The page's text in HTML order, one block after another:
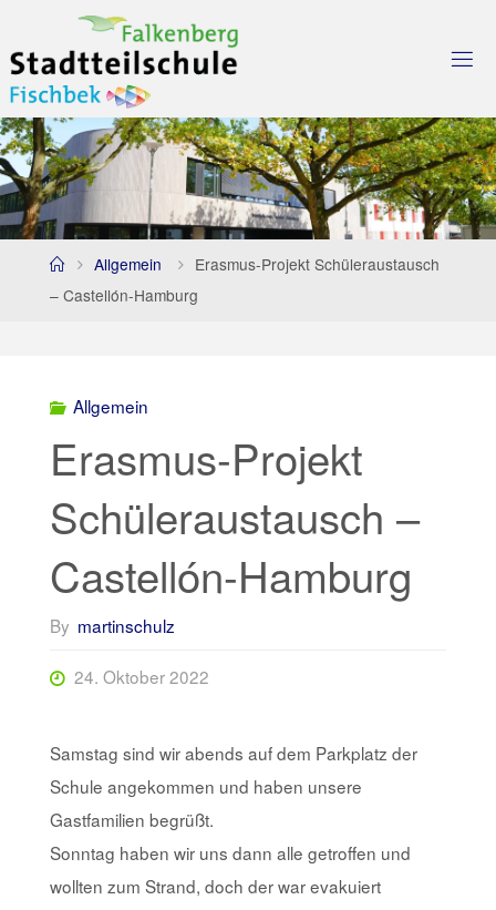
to
content
HomeAllgemein
Erasmus-Projekt Schüleraustausch
– Castellón-Hamburg
Allgemein
Erasmus-Projekt
Schüleraustausch –
Castellón-Hamburg
By martinschulz
24. Oktober 2022
Samstag sind wir abends auf dem Parkplatz der
Schule angekommen und haben unsere
Gastfamilien begrüßt.
Sonntag haben wir uns dann alle getroffen und
wollten zum Strand, doch der war evakuiert